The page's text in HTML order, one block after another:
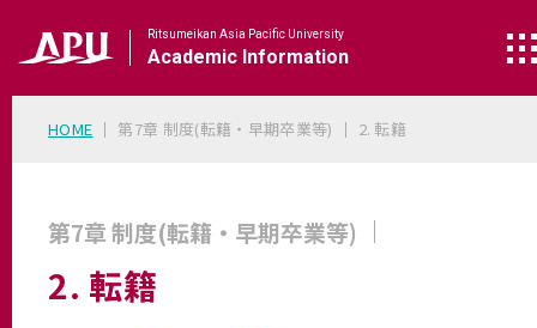
Ritsumeikan Asia Pacific University
Academic Information
HOME 第7章 制度(転籍・早期卒業等) 2. 転籍
第7章 制度(転籍・早期卒業等)
2. 転籍